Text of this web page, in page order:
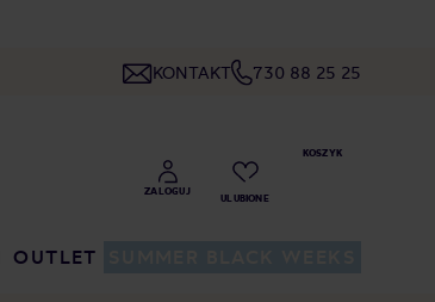
KONTAKT 730 88 25 25
OUTLET